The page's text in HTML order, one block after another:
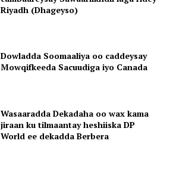
Riyadh (Dhageyso)
Dowladda Soomaaliya oo caddeysay
Mowqifkeeda Sacuudiga iyo Canada
Wasaaradda Dekadaha oo wax kama
jiraan ku tilmaantay heshiiska DP
World ee dekadda Berbera